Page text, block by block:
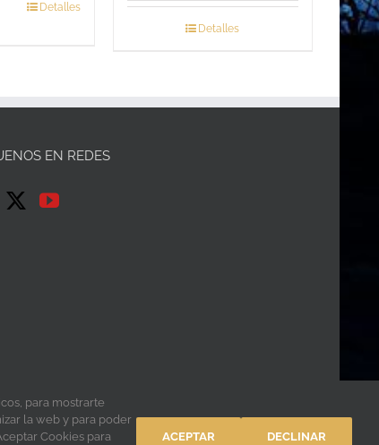
Detalles
Detalles
EN REDES
para mostrarte
la web y para poder
Cookies para ACEPTAR DECLINAR